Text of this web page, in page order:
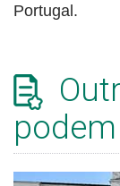
Portugal.